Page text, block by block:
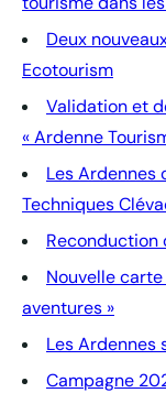
Deux
Ecotourism
Validation et
« Ardenne
Les Ardennes
Techniques
Reconduction
Nouvelle
aventures »
Les Ardennes
Campagne